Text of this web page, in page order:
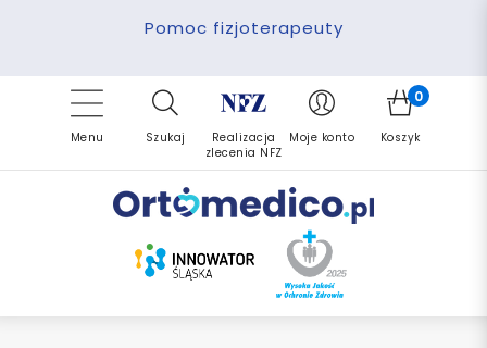
Darmowa dostawa
Pomoc fizjoterapeuty
Finansowanie PFRON
Refundacja NFZ
Zrealizuj zlecenie ponownie
Menu Szukaj
Realizacja
zlecenia NFZ
Moje konto
0
Koszyk